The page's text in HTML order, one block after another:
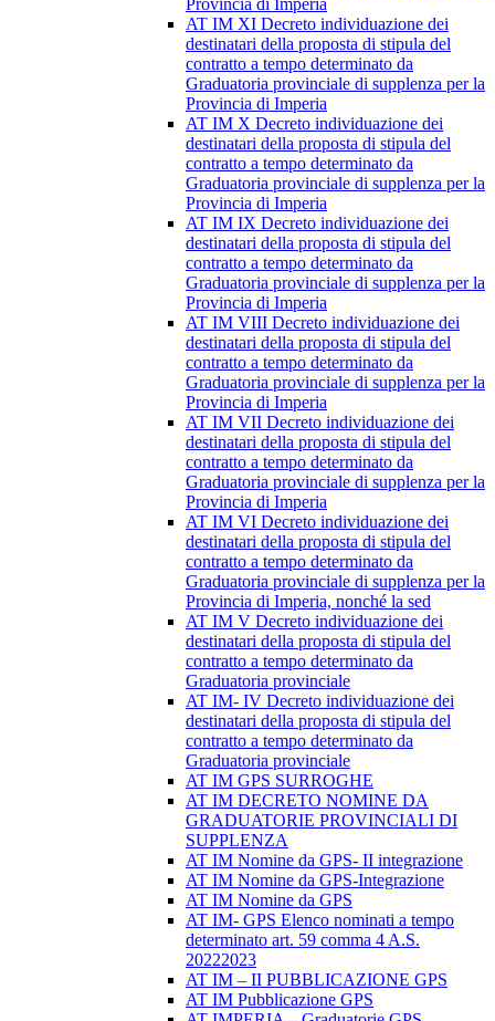
Provincia di Imperia
AT IM XI Decreto individuazione dei
destinatari della proposta di stipula del
contratto a tempo determinato da
Graduatoria provinciale di supplenza per la
Provincia di Imperia
AT IM X Decreto individuazione dei
destinatari della proposta di stipula del
contratto a tempo determinato da
Graduatoria provinciale di supplenza per la
Provincia di Imperia
AT IM IX Decreto individuazione dei
destinatari della proposta di stipula del
contratto a tempo determinato da
Graduatoria provinciale di supplenza per la
Provincia di Imperia
AT IM VIII Decreto individuazione dei
destinatari della proposta di stipula del
contratto a tempo determinato da
Graduatoria provinciale di supplenza per la
Provincia di Imperia
AT IM VII Decreto individuazione dei
destinatari della proposta di stipula del
contratto a tempo determinato da
Graduatoria provinciale di supplenza per la
Provincia di Imperia
AT IM VI Decreto individuazione dei
destinatari della proposta di stipula del
contratto a tempo determinato da
Graduatoria provinciale di supplenza per la
Provincia di Imperia, nonché la sed
AT IM V Decreto individuazione dei
destinatari della proposta di stipula del
contratto a tempo determinato da
Graduatoria provinciale
AT IM- IV Decreto individuazione dei
destinatari della proposta di stipula del
contratto a tempo determinato da
Graduatoria provinciale
AT IM GPS SURROGHE
AT IM DECRETO NOMINE DA
GRADUATORIE PROVINCIALI DI
SUPPLENZA
AT IM Nomine da GPS- II integrazione
AT IM Nomine da GPS-Integrazione
AT IM Nomine da GPS
AT IM- GPS Elenco nominati a tempo
determinato art. 59 comma 4 A.S.
20222023
AT IM – II PUBBLICAZIONE GPS
AT IM Pubblicazione GPS